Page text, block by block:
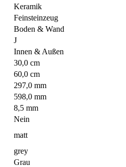
Keramik
Feinsteinzeug
Boden & Wand
J
Innen & Außen
30,0 cm
60,0 cm
297,0 mm
598,0 mm
8,5 mm
Nein
matt
grey
Grau